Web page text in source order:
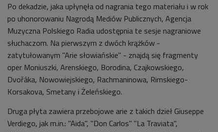
Po dekadzie, jaka upłynęła od nagrania tego materiału i w rok
po uhonorowaniu Nagrodą Mediów Publicznych, Agencja
Muzyczna Polskiego Radia udostępnia te sesje nagraniowe
słuchaczom. Na pierwszym z dwóch krążków -
zatytułowanym "Arie słowiańskie" - znajdą się fragmenty
oper Moniuszki, Arenskiego, Borodina, Czajkowskiego,
Dvořáka, Nowowiejskiego, Rachmaninowa, Rimskiego-
Korsakova, Smetany i Żeleńskiego.
Druga płyta zawiera przebojowe arie z takich dzieł Giuseppe
Verdiego, jak m.in.: "Aida", "Don Carlos" "La Traviata",